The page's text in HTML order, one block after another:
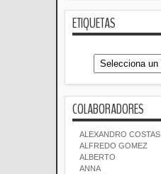
ETIQUETAS
COLABORADORES
ALEXANDRO COSTAS
ALFREDO GOMEZ
ALBERTO
ANNA